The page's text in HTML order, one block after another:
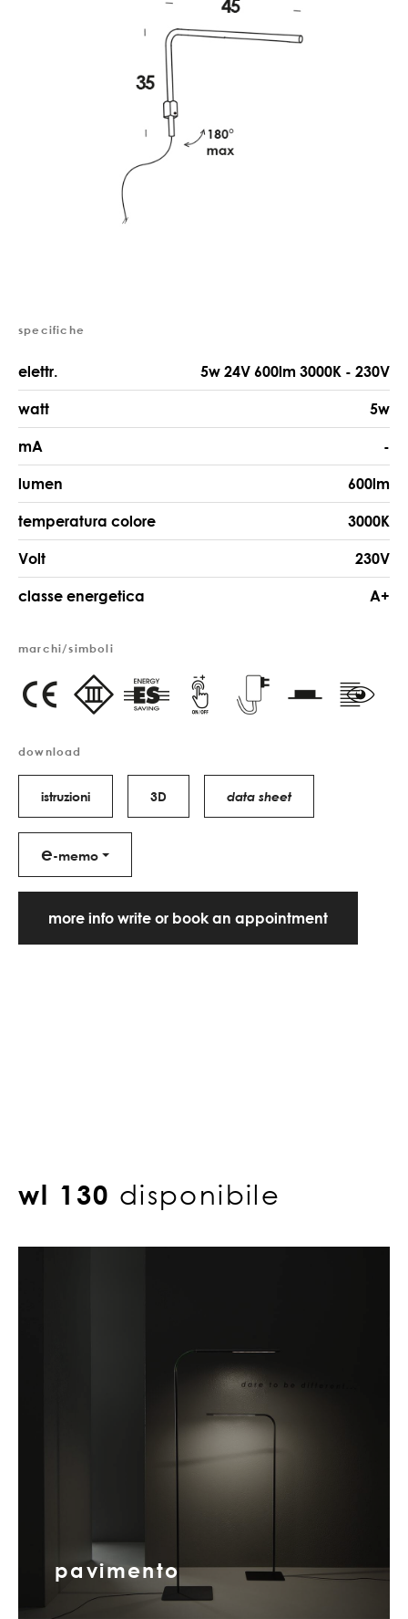
specifiche
elettr. 5w 24V 600lm 3000K - 230V
watt 5w
mA -
lumen 600lm
temperatura colore 3000K
Volt 230V
classe energetica A+
marchi/simboli
download
istruzioni 3D data sheet
e-memo
more info write or book an appointment
wl 130 disponibile
pavimento